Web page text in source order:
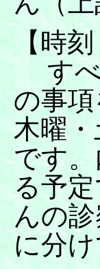
【時
すべ
の事
木曜
です
る予
んの
に分